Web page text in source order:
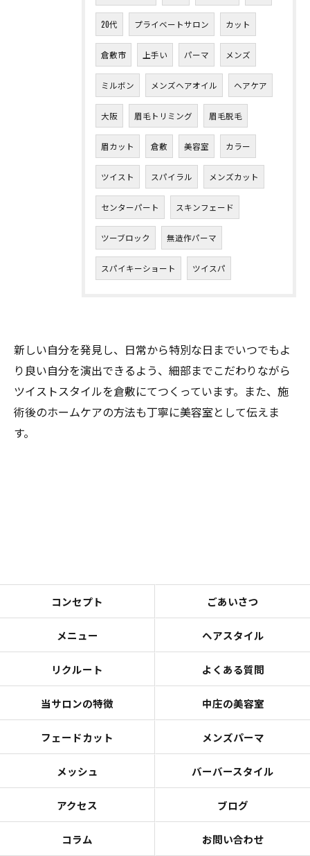
20代 プライベートサロン カット
倉敷市 上手い パーマ メンズ
ミルボン メンズヘアオイル ヘアケア
大阪 眉毛トリミング 眉毛脱毛
眉カット 倉敷 美容室 カラー
ツイスト スパイラル メンズカット
センターパート スキンフェード
ツーブロック 無造作パーマ
スパイキーショート ツイスパ
新しい自分を発見し、日常から特別な日までいつでもよ
り良い自分を演出できるよう、細部までこだわりながら
ツイストスタイルを倉敷にてつくっています。また、施
術後のホームケアの方法も丁寧に美容室として伝えま
す。
コンセプト ごあいさつ
メニュー ヘアスタイル
リクルート よくある質問
当サロンの特徴 中庄の美容室
フェードカット メンズパーマ
メッシュ バーバースタイル
アクセス ブログ
コラム お問い合わせ